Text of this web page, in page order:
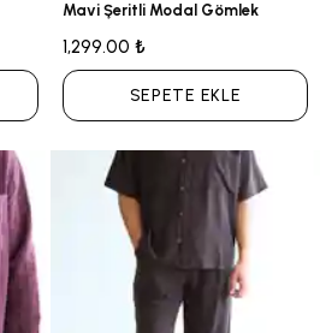
Mavi Şeritli Modal Gömlek
1,299.00 ₺
SEPETE EKLE